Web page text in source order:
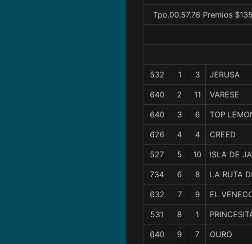
Tpo.00.57.78 Premios
532 1 3 JERUSA
640 2 11 VARESE
640 3 6 TOP
626 4 4 CREED
527 5 10 ISLA DE
734 6 8 LA RUTA
632 7 9 EL
531 8 1
640 9 7 OURO